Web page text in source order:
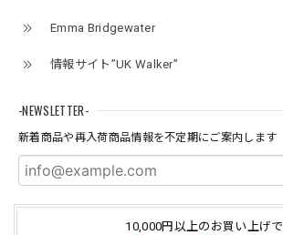
Emma Bridgewater
情報サイト”UK Walker”
-NEWSLETTER-
新着商品や再入荷商品情報を不定期にご案内します
10,000円以上のお買い上げで